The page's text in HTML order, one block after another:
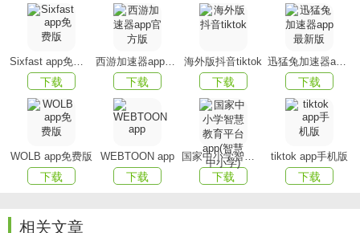
您制作同步高亮字幕。
【学习计划】 定下小目标，每天自动推送学习内容；
【听力挑战】 加入听力训练计划，日积月累提高英语；
提供原声听力材料的配音，秀出你的发音；
【精听党】
名著原声朗读，精编版讲义讲解，配套习题
Sixfast app免费版
下载
西游加速器app官方版
下载
海外版抖音tiktok
下载
迅猛兔加速器app最新版
下载
WOLB app免费版
下载
WEBTOON app
下载
国家中小学智慧教育平台app(智慧中小学)
下载
tiktok app手机版
下载
相关文章